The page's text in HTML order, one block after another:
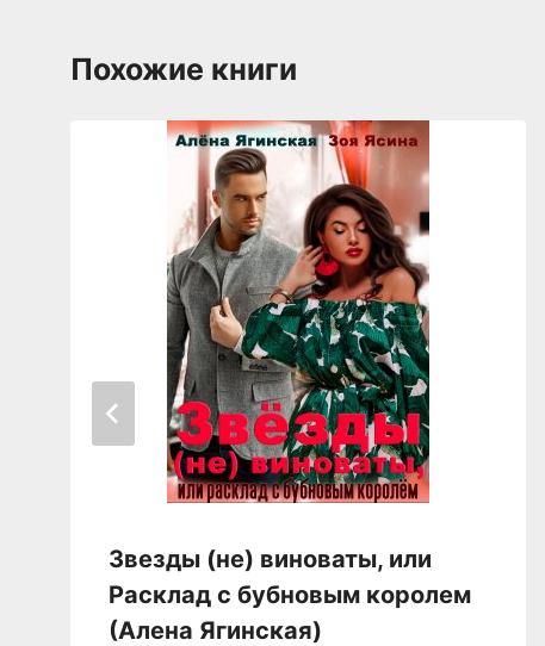
Похожие книги
Звезды (не) виноваты, или
Расклад с бубновым королем
(Алена Ягинская)